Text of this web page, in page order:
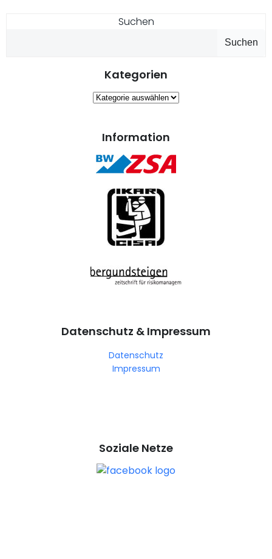
Suchen
Suchen
Kategorien
Kategorien
Information
Datenschutz & Impressum
Datenschutz
Impressum
Soziale Netze